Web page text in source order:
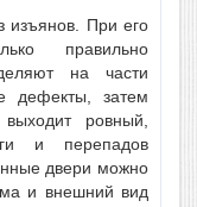
изъянов. При его
правильно
на части
дефекты, затем
ровный,
и перепадов
двери можно
и внешний вид